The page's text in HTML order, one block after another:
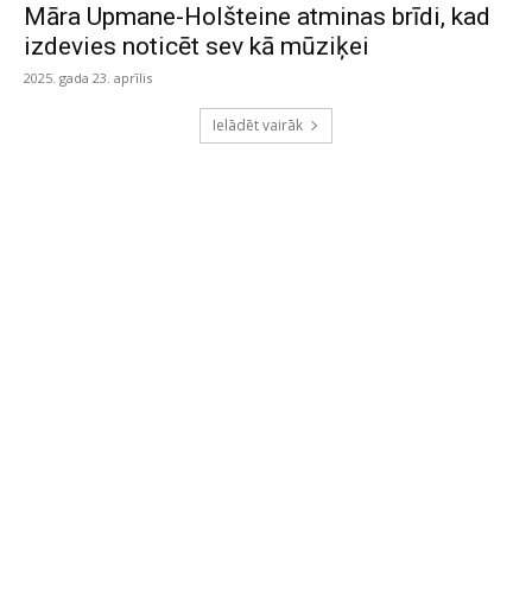
Māra Upmane-Holšteine atminas brīdi, kad
izdevies noticēt sev kā mūziķei
2025. gada 23. aprīlis
Ielādēt vairāk